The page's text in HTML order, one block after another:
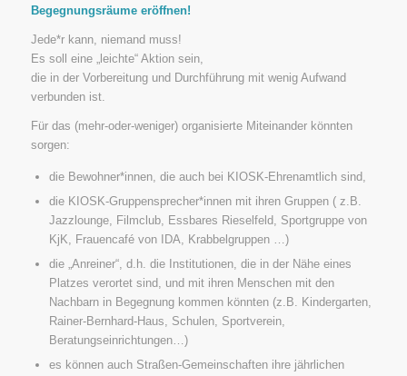
Begegnungsräume eröffnen!
Jede*r kann, niemand muss!
Es soll eine „leichte“ Aktion sein,
die in der Vorbereitung und Durchführung mit wenig Aufwand
verbunden ist.
Für das (mehr-oder-weniger) organisierte Miteinander könnten
sorgen:
die Bewohner*innen, die auch bei KIOSK-Ehrenamtlich sind,
die KIOSK-Gruppensprecher*innen mit ihren Gruppen ( z.B.
Jazzlounge, Filmclub, Essbares Rieselfeld, Sportgruppe von
KjK, Frauencafé von IDA, Krabbelgruppen …)
die „Anreiner“, d.h. die Institutionen, die in der Nähe eines
Platzes verortet sind, und mit ihren Menschen mit den
Nachbarn in Begegnung kommen könnten (z.B. Kindergarten,
Rainer-Bernhard-Haus, Schulen, Sportverein,
Beratungseinrichtungen…)
es können auch Straßen-Gemeinschaften ihre jährlichen